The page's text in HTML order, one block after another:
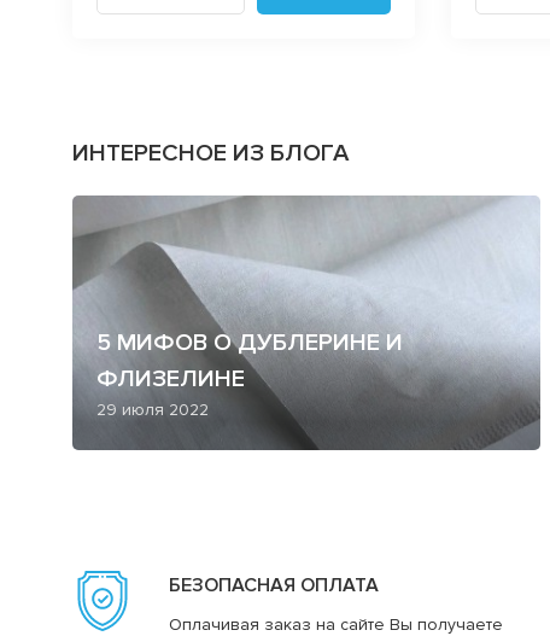
ИНТЕРЕСНОЕ ИЗ БЛОГА
5 МИФОВ О ДУБЛЕРИНЕ И
ФЛИЗЕЛИНЕ
29 июля 2022
БЕЗОПАСНАЯ ОПЛАТА
Оплачивая заказ на сайте Вы получаете